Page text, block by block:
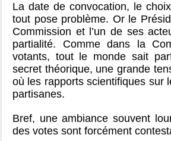
La date de convocation, le
tout pose problème. Or le
Commission et l’un de ses
partialité. Comme dans la
votants, tout le monde sait
secret théorique, une grande
où les rapports scientifiques sur
partisanes.
Bref, une ambiance souvent
des votes sont forcément